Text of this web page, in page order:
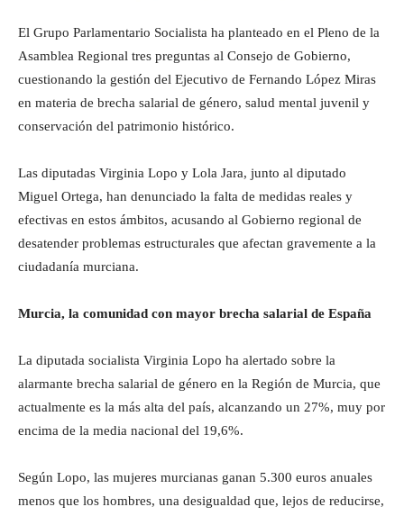
El Grupo Parlamentario Socialista ha planteado en el Pleno de la
Asamblea Regional tres preguntas al Consejo de Gobierno,
cuestionando la gestión del Ejecutivo de Fernando López Miras
en materia de brecha salarial de género, salud mental juvenil y
conservación del patrimonio histórico.
Las diputadas Virginia Lopo y Lola Jara, junto al diputado
Miguel Ortega, han denunciado la falta de medidas reales y
efectivas en estos ámbitos, acusando al Gobierno regional de
desatender problemas estructurales que afectan gravemente a la
ciudadanía murciana.
Murcia, la comunidad con mayor brecha salarial de España
La diputada socialista Virginia Lopo ha alertado sobre la
alarmante brecha salarial de género en la Región de Murcia, que
actualmente es la más alta del país, alcanzando un 27%, muy por
encima de la media nacional del 19,6%.
Según Lopo, las mujeres murcianas ganan 5.300 euros anuales
menos que los hombres, una desigualdad que, lejos de reducirse,